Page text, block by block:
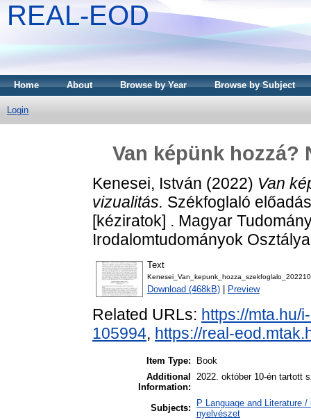
REAL-EOD
Home About Browse by Year Browse by Subject
Login
Van képünk hozzá?
Kenesei, István (2022) Van
vizualitás. Székfoglaló
[kéziratok] . Magyar
Irodalomtudományok
Text
Download (468kB) Preview
Related URLs: https://mta.hu/
105994, https://real-
Item Type:
Book
Additional
Information:
2022. október 10-én tartott
Subjects:
P Language and Literature
nyelvészet